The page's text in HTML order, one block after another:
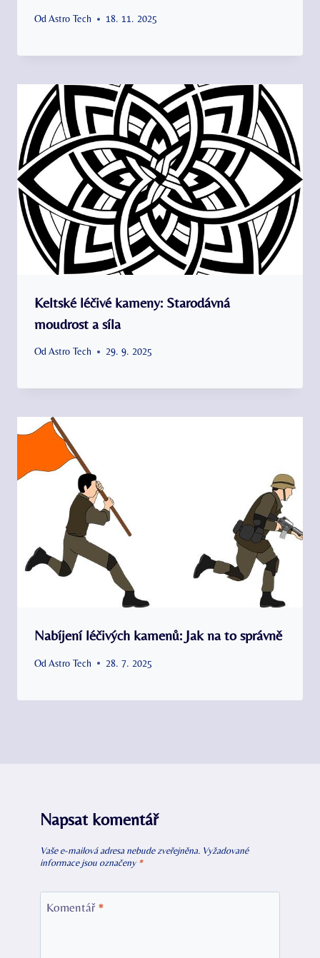
Od Astro Tech 18. 11. 2025
Keltské léčivé kameny: Starodávná
moudrost a síla
OdAstro Tech 29. 9. 2025
Nabíjení léčivých kamenů: Jak na to správně
Od Astro Tech 28. 7. 2025
Napsat komentář
Vaše e-mailová adresa nebude zveřejněna. Vyžadované
informace jsou označeny *
Komentář *